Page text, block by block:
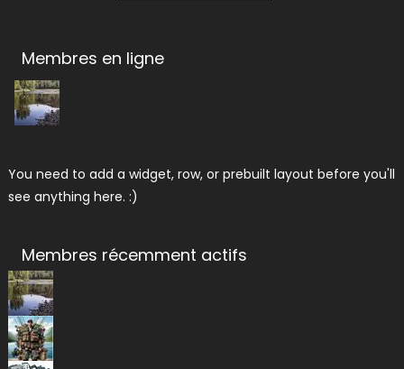
Membres en ligne
You need to add a widget, row, or prebuilt layout before you'll
see anything here. :)
Membres récemment actifs